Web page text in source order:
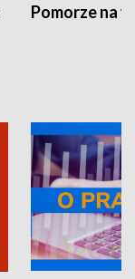
Pomorze na